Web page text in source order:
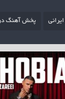
پخش آهنگ در